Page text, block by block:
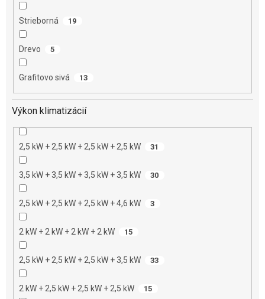
Strieborná 19
Drevo 5
Grafitovo sivá 13
Výkon klimatizácií
2,5 kW + 2,5 kW + 2,5 kW + 2,5 kW 31
3,5 kW + 3,5 kW + 3,5 kW + 3,5 kW 30
2,5 kW + 2,5 kW + 2,5 kW + 4,6 kW 3
2 kW + 2 kW + 2 kW + 2 kW 15
2,5 kW + 2,5 kW + 2,5 kW + 3,5 kW 33
2 kW + 2,5 kW + 2,5 kW + 2,5 kW 15